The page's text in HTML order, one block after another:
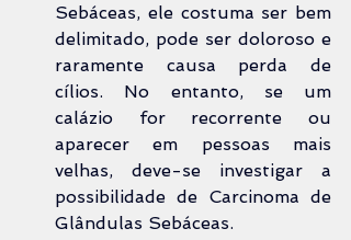
Sebáceas, ele costuma ser bem
delimitado, pode ser doloroso e
raramente causa perda de
cílios. No entanto, se um
calázio for recorrente ou
aparecer em pessoas mais
velhas, deve-se investigar a
possibilidade de Carcinoma de
Glândulas Sebáceas.